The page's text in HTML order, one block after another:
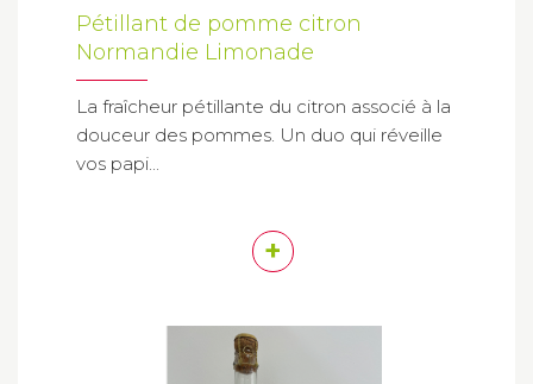
Pétillant de pomme citron
Normandie Limonade
La fraîcheur pétillante du citron associé à la
douceur des pommes. Un duo qui réveille
vos papi...
+